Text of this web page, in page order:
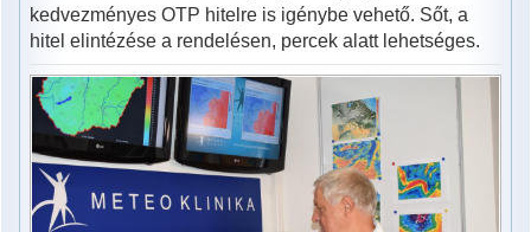
kedvezményes OTP hitelre is igénybe vehető. Sőt, a
hitel elintézése a rendelésen, percek alatt lehetséges.